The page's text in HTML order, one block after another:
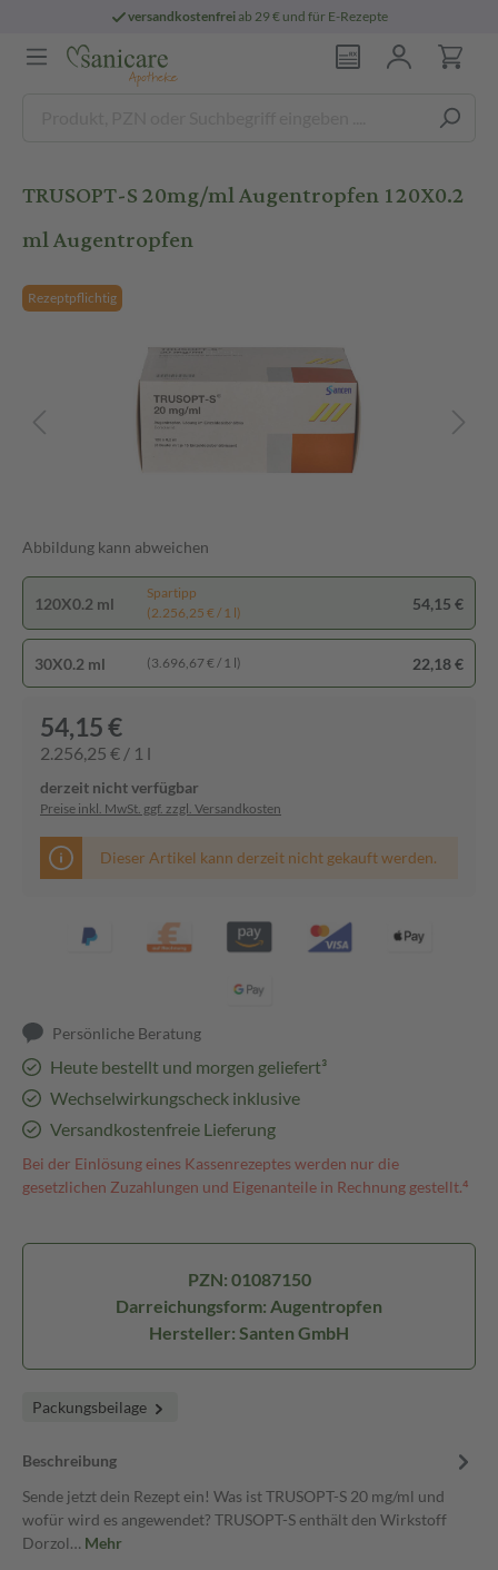
versandkostenfreiab 29 € und für E-Rezepte
TRUSOPT-S 20mg/ml Augentropfen 120X0.2
ml Augentropfen
Rezeptpflichtig
Abbildung kann abweichen
120X0.2 ml
Spartipp
(2.256,25 € / 1 l)
54,15 €
30X0.2 ml (3.696,67 € / 1 l) 22,18 €
54,15 €
2.256,25 € / 1 l
derzeit nicht verfügbar
Preise inkl. MwSt. ggf. zzgl. Versandkosten
Dieser Artikel kann derzeit nicht gekauft werden.
Persönliche Beratung
Heute bestellt und morgen geliefert³
Wechselwirkungscheck inklusive
Versandkostenfreie Lieferung
Bei der Einlösung eines Kassenrezeptes werden nur die
gesetzlichen Zuzahlungen und Eigenanteile in Rechnung gestellt.⁴
PZN: 01087150
Darreichungsform: Augentropfen
Hersteller: Santen GmbH
Packungsbeilage
Beschreibung
Sende jetzt dein Rezept ein! Was ist TRUSOPT-S 20 mg/ml und
wofür wird es angewendet? TRUSOPT-S enthält den Wirkstoff
Dorzol… Mehr